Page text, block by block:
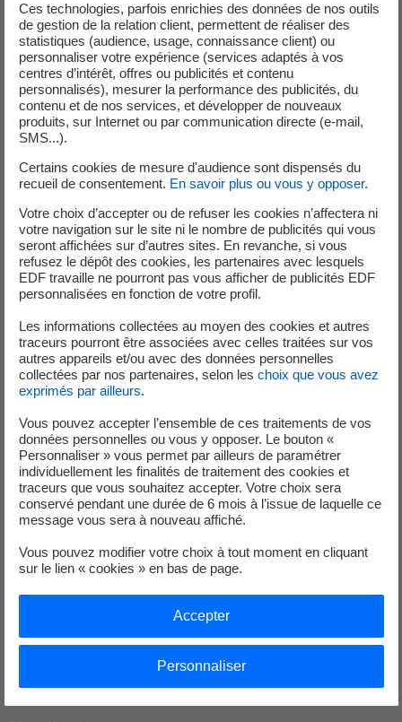
Télécharger le PDF « Charte éthique Groupe »
PDF - 1,28 Mo
La vidéo de la Charte éthique Groupe
Une vidéo accessible à tous a été créée afin de présenter les
exigences de cette nouvelle Charte et sensibiliser les salariés. L’un
des objectifs est de clarifier les différences entre la Charte éthique
(centrée sur des valeurs partagées au sein du collectif de travail) et
le Code de conduite de prévention du risque de la corruption
(fixant des règles à respecter et opposables au salarié du fait de
son intégration au règlement intérieur).
Un petit mot sur les cookies
Vous n'avez pas accepté les cookies Youtube.
Nous respectons votre choix en masquant le contenu.
Si vous changez d'avis, il vous suffit de cliquer sur le bouton «
Accepter » pour pouvoir consulter la vidéo.
Accepter
Vidéo - La Charte éthique Groupe : transcript
Ces technologies, parfois enrichies des données de nos outils
de gestion de la relation client, permettent de réaliser des
statistiques (audience, usage, connaissance client) ou
personnaliser votre expérience (services adaptés à vos
centres d’intérêt, offres ou publicités et contenu
personnalisés), mesurer la performance des publicités, du
contenu et de nos services, et développer de nouveaux
produits, sur Internet ou par communication directe (e-mail,
SMS...).
Certains cookies de mesure d'audience sont dispensés du
recueil de consentement. En savoir plus ou vous y opposer.
Votre choix d’accepter ou de refuser les cookies n’affectera ni
votre navigation sur le site ni le nombre de publicités qui vous
seront affichées sur d’autres sites. En revanche, si vous
refusez le dépôt des cookies, les partenaires avec lesquels
EDF travaille ne pourront pas vous afficher de publicités EDF
personnalisées en fonction de votre profil.
Les informations collectées au moyen des cookies et autres
traceurs pourront être associées avec celles traitées sur vos
autres appareils et/ou avec des données personnelles
collectées par nos partenaires, selon les choix que vous avez
exprimés par ailleurs.
Vous pouvez accepter l’ensemble de ces traitements de vos
données personnelles ou vous y opposer. Le bouton «
Personnaliser » vous permet par ailleurs de paramétrer
individuellement les finalités de traitement des cookies et
traceurs que vous souhaitez accepter. Votre choix sera
conservé pendant une durée de 6 mois à l’issue de laquelle ce
message vous sera à nouveau affiché.
Vous pouvez modifier votre choix à tout moment en cliquant
sur le lien « cookies » en bas de page.
Personnaliser
Accepter